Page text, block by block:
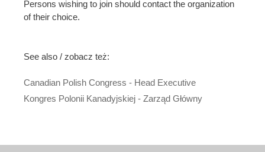
Persons wishing to join should contact the organization
of their choice.
See also / zobacz też:
Canadian Polish Congress - Head Executive
Kongres Polonii Kanadyjskiej - Zarząd Główny